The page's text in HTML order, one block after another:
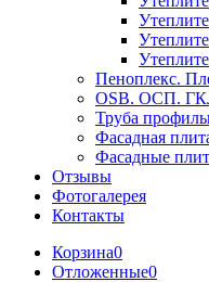
Пеноплекс.
OSB. ОСП.
Труба
Фасадная
Фасадные
Отзывы
Фотогалерея
Контакты
Корзина0
Отложенные0